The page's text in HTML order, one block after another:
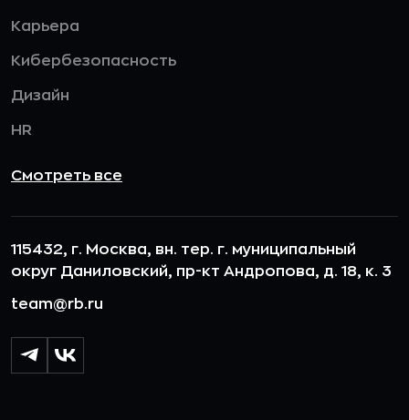
Карьера
Кибербезопасность
Дизайн
HR
Смотреть все
115432, г. Москва, вн. тер. г. муниципальный
округ Даниловский, пр-кт Андропова, д. 18, к. 3
team@rb.ru